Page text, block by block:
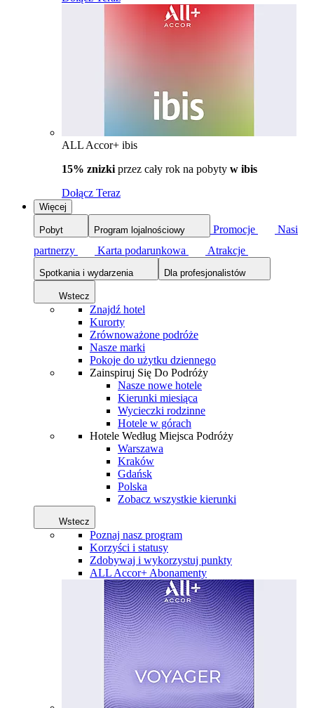
ALL Accor+ ibis
15% znizki przez cały rok na pobyty w ibis
Dołącz Teraz
Więcej
Pobyt Program lojalnościowy Promocje
Nasi
partnerzy
Karta podarunkowa Atrakcje
Spotkania i wydarzenia Dla profesjonalistów
Wstecz
Znajdź hotel
Kurorty
Zrównoważone podróże
Nasze marki
Pokoje do użytku dziennego
Zainspiruj Się Do Podróży
Nasze nowe hotele
Kierunki miesiąca
Wycieczki rodzinne
Hotele w górach
Hotele Według Miejsca Podróży
Warszawa
Kraków
Gdańsk
Polska
Zobacz wszystkie kierunki
Wstecz
Poznaj nasz program
Korzyści i statusy
Zdobywaj i wykorzystuj punkty
ALL Accor+ Abonamenty